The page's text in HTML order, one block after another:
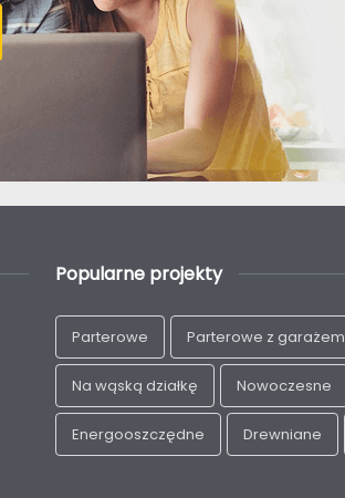
Popularne projekty
Parterowe Parterowe z garażem
Na wąską działkę Nowoczesne
Energooszczędne Drewniane